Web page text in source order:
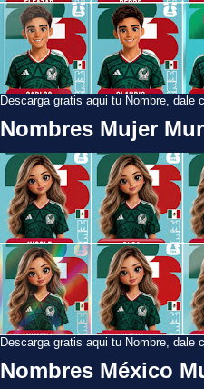
Descarga gratis aqui tu Nombre, dale
Nombres Mujer
Descarga gratis aqui tu Nombre, dale
Nombres México